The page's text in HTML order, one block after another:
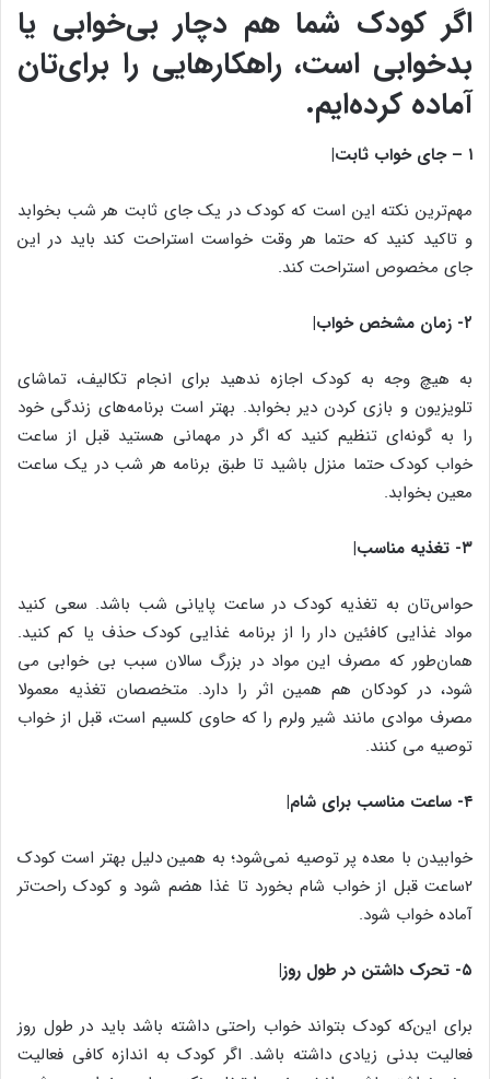
اگر کودک شما هم دچار بی‌خوابی یا
بدخوابی است، راهکارهایی را برای‌تان
آماده کرده‌ایم.
۱ – جای خواب ثابت|
مهم‌ترین نکته این است که کودک در یک جای ثابت هر شب بخوابد
و تاکید کنید که حتما هر وقت خواست استراحت کند باید در این
جای مخصوص استراحت کند.
۲- زمان مشخص خواب|
به هیچ وجه به کودک اجازه ندهید برای انجام تکالیف، تماشای
تلویزیون و بازی کردن دیر بخوابد. بهتر است برنامه‌های زندگی خود
را به گونه‌ای تنظیم کنید که اگر در مهمانی هستید قبل از ساعت
خواب کودک حتما منزل باشید تا طبق برنامه هر شب در یک ساعت
معین بخوابد.
۳- تغذیه مناسب|
حواس‌تان به تغذیه کودک در ساعت پایانی شب باشد. سعی کنید
مواد غذایی کافئین دار را از برنامه غذایی کودک حذف یا کم کنید.
همان‌طور که مصرف این مواد در بزرگ سالان سبب بی خوابی می
شود، در کودکان هم همین اثر را دارد. متخصصان تغذیه معمولا
مصرف موادی مانند شیر ولرم را که حاوی کلسیم است، قبل از خواب
توصیه می کنند.
۴- ساعت مناسب برای شام|
خوابیدن با معده پر توصیه نمی‌شود؛ به همین دلیل بهتر است کودک
۲ساعت قبل از خواب شام بخورد تا غذا هضم شود و کودک راحت‌تر
آماده خواب شود.
۵- تحرک داشتن در طول روز|
برای این‌که کودک بتواند خواب راحتی داشته باشد باید در طول روز
فعالیت بدنی زیادی داشته باشد. اگر کودک به اندازه کافی فعالیت